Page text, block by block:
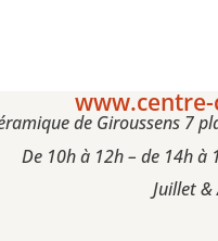
de Giroussens 7
De 10h à 12h – de 14h à
Juillet